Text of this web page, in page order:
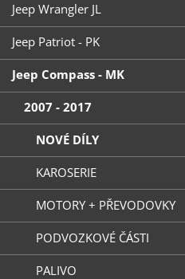
Jeep Wrangler JL
Jeep Patriot - PK
Jeep Compass - MK
2007 - 2017
NOVÉ DÍLY
KAROSERIE
MOTORY + PŘEVODOVKY
PODVOZKOVÉ ČÁSTI
PALIVO